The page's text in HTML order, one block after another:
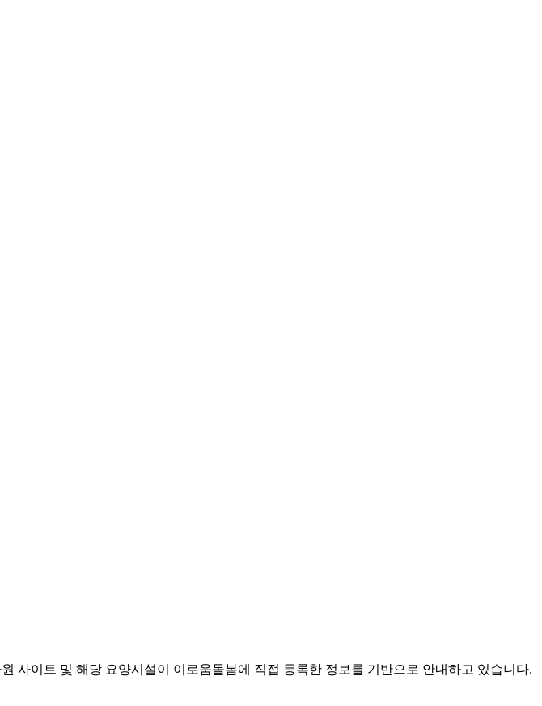
사이트 및 해당 요양시설이 이로움돌봄에 직접 등록한 정보를 기반으로 안내하고 있습니다.